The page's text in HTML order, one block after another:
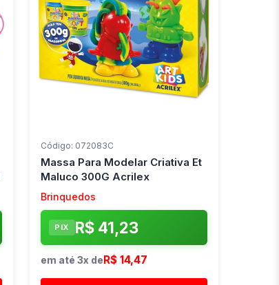
Código: 072083C
Massa Para Modelar Criativa Et
Maluco 300G Acrilex
Brinquedos
PIX R$ 41,23
em até 3x deR$ 14,47